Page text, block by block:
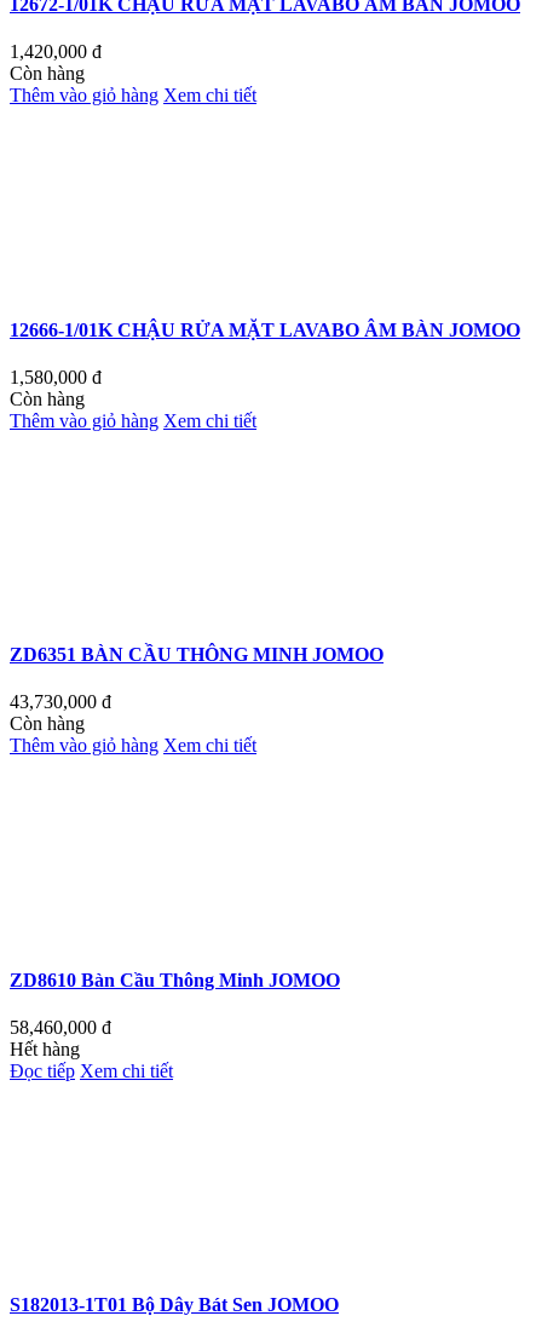
12672-1/01K CHẬU RỬA MẶT LAVABO ÂM BÀN JOMOO
1,420,000 đ
Còn hàng
Thêm vào giỏ hàng Xem chi tiết
12666-1/01K CHẬU RỬA MẶT LAVABO ÂM BÀN JOMOO
1,580,000 đ
Còn hàng
Thêm vào giỏ hàng Xem chi tiết
ZD6351 BÀN CẦU THÔNG MINH JOMOO
43,730,000 đ
Còn hàng
Thêm vào giỏ hàng Xem chi tiết
ZD8610 Bàn Cầu Thông Minh JOMOO
58,460,000 đ
Hết hàng
Đọc tiếp Xem chi tiết
S182013-1T01 Bộ Dây Bát Sen JOMOO